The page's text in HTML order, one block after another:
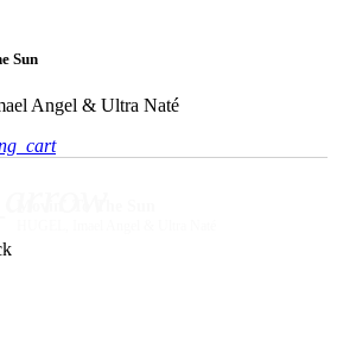
Sun
Angel & Ultra Naté